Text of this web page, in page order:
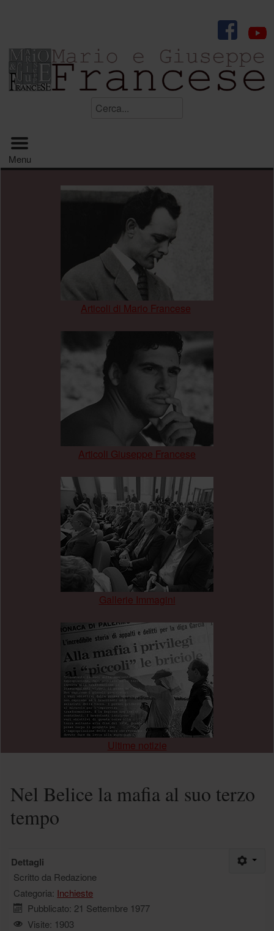
Menu principale
Menu
Articoli di Mario Francese
Articoli Giuseppe Francese
Gallerie Immagini
Ultime notizie
Nel Belice la mafia al suo terzo
tempo
Dettagli
Scritto da Redazione
Categoria: Inchieste
Pubblicato: 21 Settembre 1977
Visite: 1903